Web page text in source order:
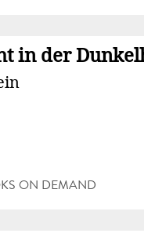
in der
ON DEMAND